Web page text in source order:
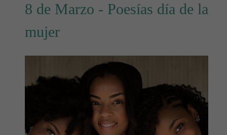
8 de Marzo - Poesías día de la
mujer